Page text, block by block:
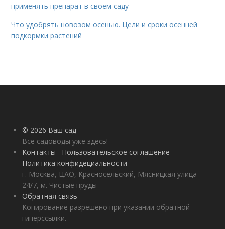
применять препарат в своём саду
Что удобрять новозом осенью. Цели и сроки осенней
подкормки растений
© 2026 Ваш сад
Все садоводы уже здесь!
Контакты
Пользовательское соглашение
Политика конфидециальности
г. Москва, ЦАО, Красносельский, Мясницкая улица
24/7, м. Чистые пруды
Обратная связь
Копирование разрешено при указании обратной
гиперссылки.